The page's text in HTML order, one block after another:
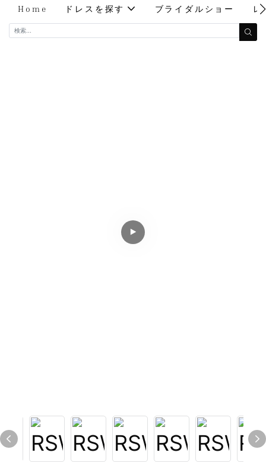
Home ドレスを探す ブライダルショー レ